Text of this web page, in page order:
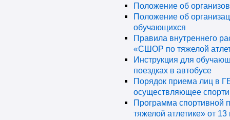
Положение об
Положение об
обучающихся
Правила внутреннего
«СШОР по тяжелой
Инструкция для
поездках в автобусе
Порядок приема лиц в
осуществляющее
Программа
тяжелой атлетике» от 13